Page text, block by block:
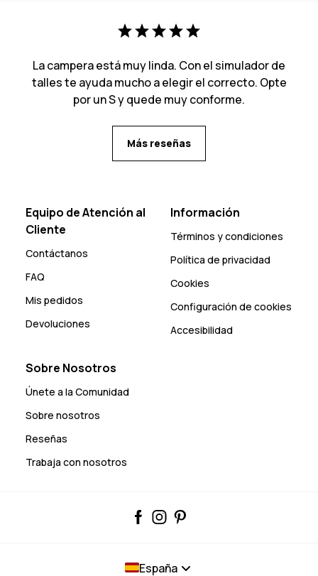
La campera está muy linda. Con el simulador de
talles te ayuda mucho a elegir el correcto. Opte
por un S y quede muy conforme.
Más reseñas
Equipo de Atención al
Cliente
Contáctanos
FAQ
Mis pedidos
Devoluciones
Información
Términos y condiciones
Política de privacidad
Cookies
Configuración de cookies
Accesibilidad
Sobre Nosotros
Únete a la Comunidad
Sobre nosotros
Reseñas
Trabaja con nosotros
España